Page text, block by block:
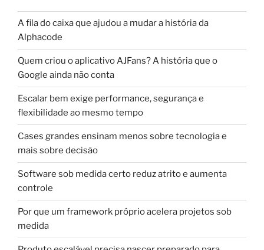
A fila do caixa que ajudou a mudar a história da
Alphacode
Quem criou o aplicativo AJFans? A história que o
Google ainda não conta
Escalar bem exige performance, segurança e
flexibilidade ao mesmo tempo
Cases grandes ensinam menos sobre tecnologia e
mais sobre decisão
Software sob medida certo reduz atrito e aumenta
controle
Por que um framework próprio acelera projetos sob
medida